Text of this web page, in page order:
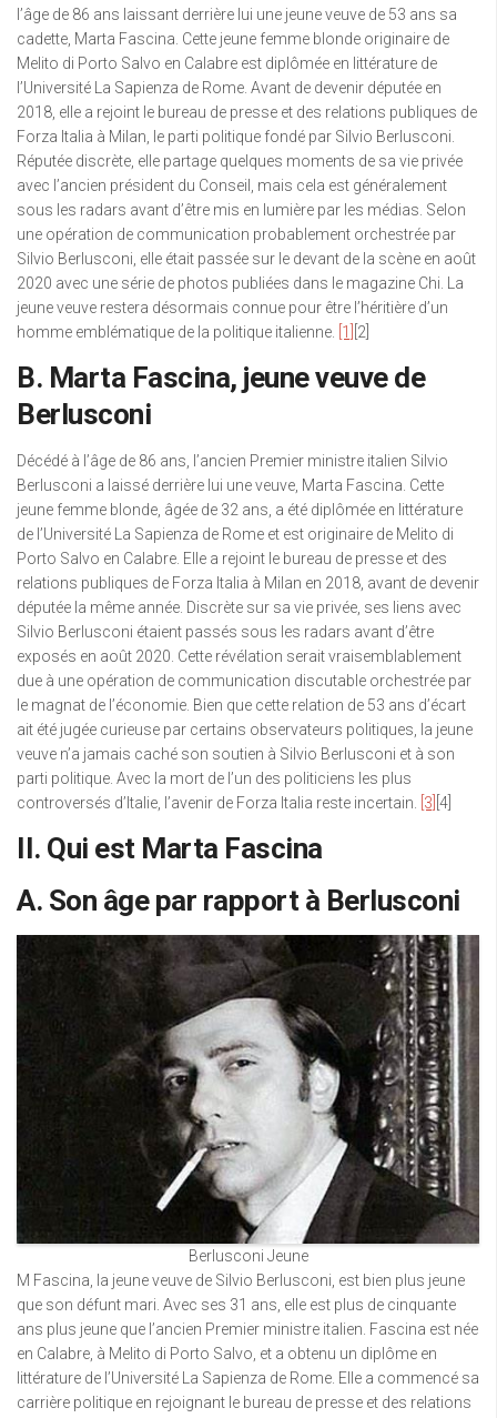
l’âge de 86 ans laissant derrière lui une jeune veuve de 53 ans sa
cadette, Marta Fascina. Cette jeune femme blonde originaire de
Melito di Porto Salvo en Calabre est diplômée en littérature de
l’Université La Sapienza de Rome. Avant de devenir députée en
2018, elle a rejoint le bureau de presse et des relations publiques de
Forza Italia à Milan, le parti politique fondé par Silvio Berlusconi.
Réputée discrète, elle partage quelques moments de sa vie privée
avec l’ancien président du Conseil, mais cela est généralement
sous les radars avant d’être mis en lumière par les médias. Selon
une opération de communication probablement orchestrée par
Silvio Berlusconi, elle était passée sur le devant de la scène en août
2020 avec une série de photos publiées dans le magazine Chi. La
jeune veuve restera désormais connue pour être l’héritière d’un
homme emblématique de la politique italienne.
[1] [2]
B. Marta Fascina, jeune veuve de
Berlusconi
Décédé à l’âge de 86 ans, l’ancien Premier ministre italien Silvio
Berlusconi a laissé derrière lui une veuve, Marta Fascina. Cette
jeune femme blonde, âgée de 32 ans, a été diplômée en littérature
de l’Université La Sapienza de Rome et est originaire de Melito di
Porto Salvo en Calabre. Elle a rejoint le bureau de presse et des
relations publiques de Forza Italia à Milan en 2018, avant de devenir
députée la même année. Discrète sur sa vie privée, ses liens avec
Silvio Berlusconi étaient passés sous les radars avant d’être
exposés en août 2020. Cette révélation serait vraisemblablement
due à une opération de communication discutable orchestrée par
le magnat de l’économie. Bien que cette relation de 53 ans d’écart
ait été jugée curieuse par certains observateurs politiques, la jeune
veuve n’a jamais caché son soutien à Silvio Berlusconi et à son
parti politique. Avec la mort de l’un des politiciens les plus
controversés d’Italie, l’avenir de Forza Italia reste incertain.
[3] [4]
II. Qui est Marta Fascina
A. Son âge par rapport à Berlusconi
Berlusconi Jeune
M Fascina, la jeune veuve de Silvio Berlusconi, est bien plus jeune
que son défunt mari. Avec ses 31 ans, elle est plus de cinquante
ans plus jeune que l’ancien Premier ministre italien. Fascina est née
en Calabre, à Melito di Porto Salvo, et a obtenu un diplôme en
littérature de l’Université La Sapienza de Rome. Elle a commencé sa
carrière politique en rejoignant le bureau de presse et des relations